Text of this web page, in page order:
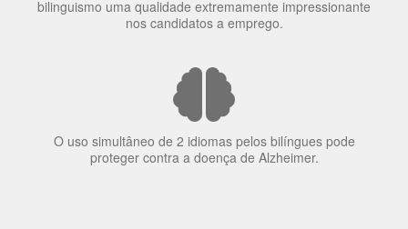
70% dos recrutadores de emprego consideram o
bilinguismo uma qualidade extremamente impressionante
nos candidatos a emprego.